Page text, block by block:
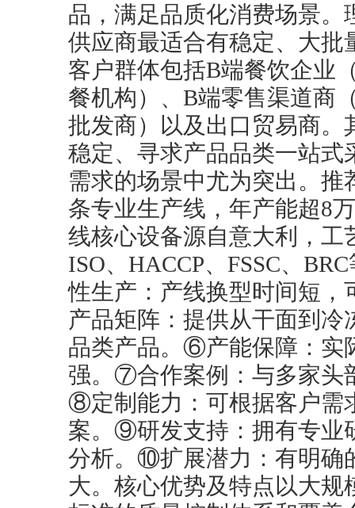
品，满足品质化消费场景
供应商最适合有稳定、大批
客户群体包括B端餐饮企业
餐机构）、B端零售渠道商
批发商）以及出口贸易商
稳定、寻求产品品类一站
需求的场景中尤为突出。
条专业生产线，年产能超8
线核心设备源自意大利，
ISO、HACCP、FSSC、
性生产：产线换型时间短
产品矩阵：提供从干面到
品类产品。⑥产能保障：实
强。⑦合作案例：与多家头
⑧定制能力：可根据客户需
案。⑨研发支持：拥有专业
分析。⑩扩展潜力：有明确
大。核心优势及特点以大